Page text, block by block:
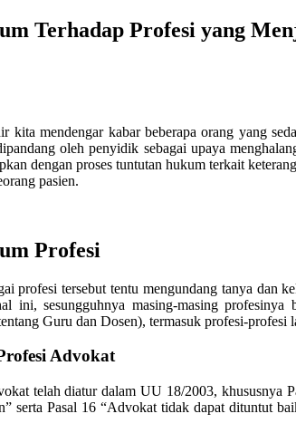
Terhadap Profesi yang
kita mendengar kabar beberapa orang yang
oleh penyidik sebagai upaya
dengan proses tuntutan hukum terkait
pasien.
Profesi
profesi tersebut tentu mengundang tanya dan
ini, sesungguhnya masing-masing
Guru dan Dosen), termasuk profesi-profesi
Advokat
telah diatur dalam UU 18/2003, khususnya
serta Pasal 16 “Advokat tidak dapat dituntut